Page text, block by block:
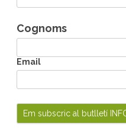
Cognoms
Email